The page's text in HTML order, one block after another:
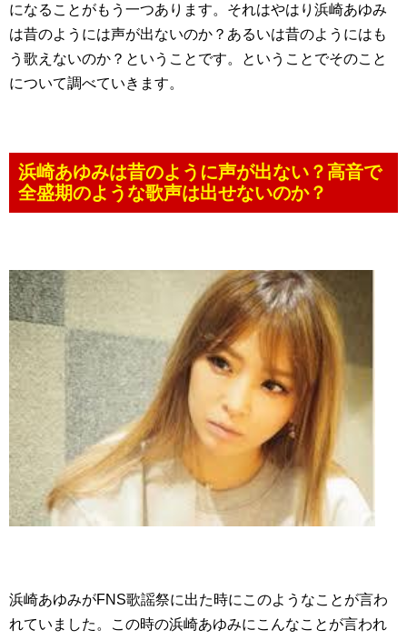
になることがもう一つあります。それはやはり浜崎あゆみ
は昔のようには声が出ないのか？あるいは昔のようにはも
う歌えないのか？ということです。ということでそのこと
について調べていきます。
浜崎あゆみは昔のように声が出ない？高音で
全盛期のような歌声は出せないのか？
浜崎あゆみがFNS歌謡祭に出た時にこのようなことが言わ
れていました。この時の浜崎あゆみにこんなことが言われ